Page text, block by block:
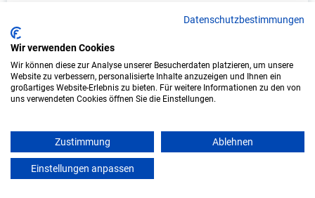
Duales Studium Informatik (B.Sc.) am
virtuellen Campus - COMPUTIME
Netzwerkservice GmbH
COMPUTIME Netzwerkservice GmbH
In Kooperation mit IU Duales Studium
bundesweit
Start: Oktober 2026
Datenschutzbestimmungen
Wir verwenden Cookies
Wir können diese zur Analyse unserer Besucherdaten platzieren, um unsere
Website zu verbessern, personalisierte Inhalte anzuzeigen und Ihnen ein
großartiges Website-Erlebnis zu bieten. Für weitere Informationen zu den von
uns verwendeten Cookies öffnen Sie die Einstellungen.
Zustimmung Ablehnen
Einstellungen anpassen